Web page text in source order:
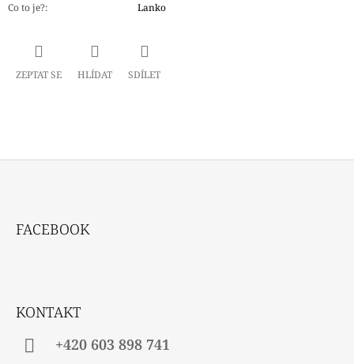
Co to je?: Lanko
ZEPTAT SE HLÍDAT SDÍLET
FACEBOOK
KONTAKT
+420 603 898 741